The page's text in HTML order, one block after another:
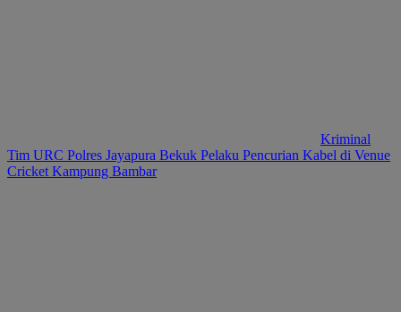
Kriminal
Tim URC Polres Jayapura Bekuk Pelaku Pencurian Kabel di Venue
Cricket Kampung Bambar